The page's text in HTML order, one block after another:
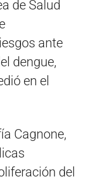
de Salud
ante
dengue,
en el
Cagnone,
del